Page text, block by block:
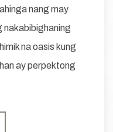
nang may
nakabibighaning
na oasis kung
ay perpektong